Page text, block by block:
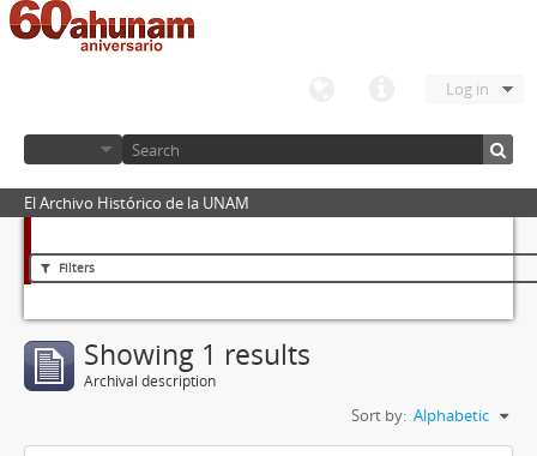
Log in
El Archivo Histórico de la UNAM
Filters
Showing 1 results
Archival description
Sort by: Alphabetic